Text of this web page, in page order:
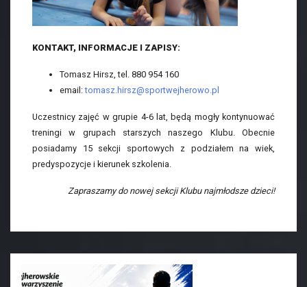
KONTAKT, INFORMACJE I ZAPISY:
Tomasz Hirsz, tel. 880 954 160
email:tomasz.hirsz@sportwejherowo.pl
Uczestnicy zajęć w grupie 4-6 lat, będą mogły kontynuować
treningi w grupach starszych naszego Klubu. Obecnie
posiadamy 15 sekcji sportowych z podziałem na wiek,
predyspozycje i kierunek szkolenia.
Zapraszamy do nowej sekcji Klubu najmłodsze dzieci!